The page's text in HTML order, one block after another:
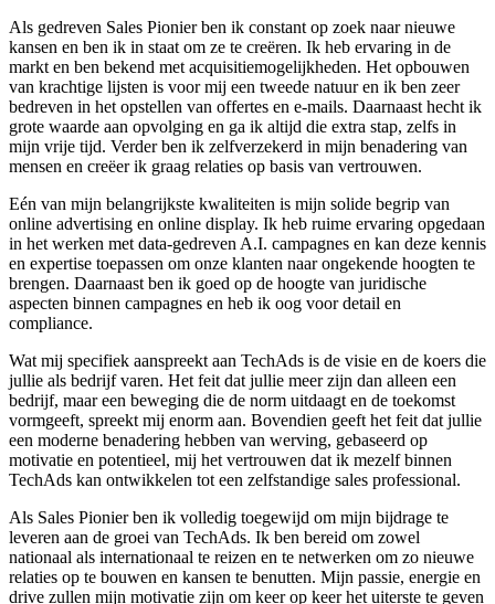
Als gedreven Sales Pionier ben ik constant op zoek naar nieuwe
kansen en ben ik in staat om ze te creëren. Ik heb ervaring in de
markt en ben bekend met acquisitiemogelijkheden. Het opbouwen
van krachtige lijsten is voor mij een tweede natuur en ik ben zeer
bedreven in het opstellen van offertes en e-mails. Daarnaast hecht ik
grote waarde aan opvolging en ga ik altijd die extra stap, zelfs in
mijn vrije tijd. Verder ben ik zelfverzekerd in mijn benadering van
mensen en creëer ik graag relaties op basis van vertrouwen.
Eén van mijn belangrijkste kwaliteiten is mijn solide begrip van
online advertising en online display. Ik heb ruime ervaring opgedaan
in het werken met data-gedreven A.I. campagnes en kan deze kennis
en expertise toepassen om onze klanten naar ongekende hoogten te
brengen. Daarnaast ben ik goed op de hoogte van juridische
aspecten binnen campagnes en heb ik oog voor detail en
compliance.
Wat mij specifiek aanspreekt aan TechAds is de visie en de koers die
jullie als bedrijf varen. Het feit dat jullie meer zijn dan alleen een
bedrijf, maar een beweging die de norm uitdaagt en de toekomst
vormgeeft, spreekt mij enorm aan. Bovendien geeft het feit dat jullie
een moderne benadering hebben van werving, gebaseerd op
motivatie en potentieel, mij het vertrouwen dat ik mezelf binnen
TechAds kan ontwikkelen tot een zelfstandige sales professional.
Als Sales Pionier ben ik volledig toegewijd om mijn bijdrage te
leveren aan de groei van TechAds. Ik ben bereid om zowel
nationaal als internationaal te reizen en te netwerken om zo nieuwe
relaties op te bouwen en kansen te benutten. Mijn passie, energie en
drive zullen mijn motivatie zijn om keer op keer het uiterste te geven